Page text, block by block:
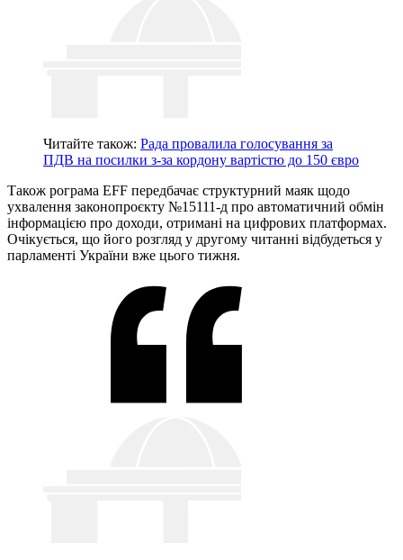
Читайте також: Рада провалила голосування за
ПДВ на посилки з-за кордону вартістю до 150 євро
Також рограма EFF передбачає структурний маяк щодо
ухвалення законопроєкту №15111-д про автоматичний обмін
інформацією про доходи, отримані на цифрових платформах.
Очікується, що його розгляд у другому читанні відбудеться у
парламенті України вже цього тижня.